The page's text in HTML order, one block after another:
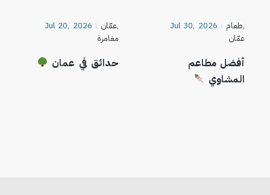
Jul 30, 2026 طعام,
عمّان
أفضل مطاعم
المشاوي
Jul 20, 2026 عمّان,
مغامرة
حدائق في عمان